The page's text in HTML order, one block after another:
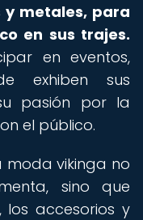
y metales, para
en sus trajes.
en eventos,
exhiben sus
pasión por la
el público.
moda vikinga no
sino que
los accesorios y